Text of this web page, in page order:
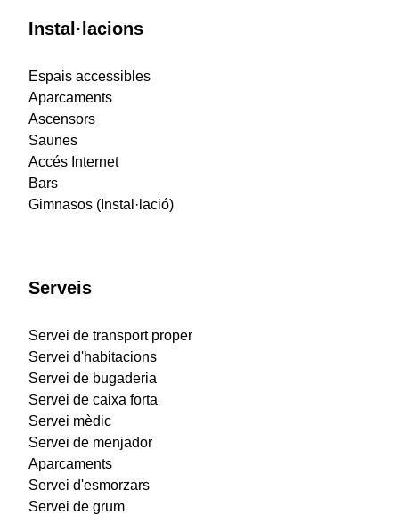
Instal·lacions
Espais accessibles
Aparcaments
Ascensors
Saunes
Accés Internet
Bars
Gimnasos (Instal·lació)
Serveis
Servei de transport proper
Servei d'habitacions
Servei de bugaderia
Servei de caixa forta
Servei mèdic
Servei de menjador
Aparcaments
Servei d'esmorzars
Servei de grum